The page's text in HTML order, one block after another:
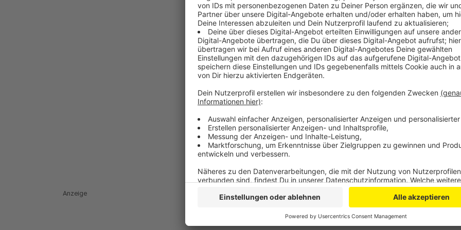
Carmen Schmalfeldt
Anzeige
Anzeige